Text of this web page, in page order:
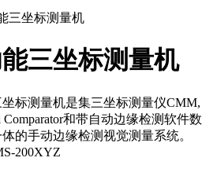
三坐标测量机
标测量机是集三坐标测量仪CMM,
和带自动边缘检测软件数
的手动边缘检测视觉测量系统。
200XYZ